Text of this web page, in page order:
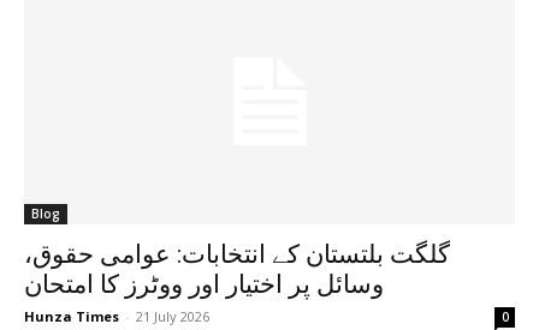
Blog
گلگت بلتستان کے انتخابات: عوامی حقوق،
وسائل پر اختیار اور ووٹرز کا امتحان
Hunza Times - 21 July 2026 0